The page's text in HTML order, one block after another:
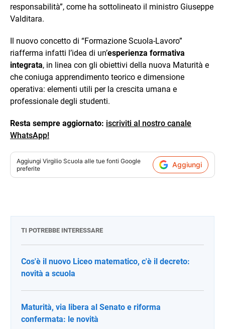
responsabilità”, come ha sottolineato il ministro Giuseppe
Valditara.
Il nuovo concetto di “Formazione Scuola-Lavoro”
riafferma infatti l’idea di un’esperienza formativa
integrata, in linea con gli obiettivi della nuova Maturità e
che coniuga apprendimento teorico e dimensione
operativa: elementi utili per la crescita umana e
professionale degli studenti.
Resta sempre aggiornato: iscriviti al nostro canale
WhatsApp!
Aggiungi Virgilio Scuola alle tue fonti Google
preferite
Aggiungi
TI POTREBBE INTERESSARE
Cos'è il nuovo Liceo matematico, c'è il decreto:
novità a scuola
Maturità, via libera al Senato e riforma
confermata: le novità